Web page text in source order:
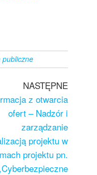
publiczne
NASTĘPNE
z otwarcia
ofert – Nadzór i
zarządzanie
projektu w
projektu pn.